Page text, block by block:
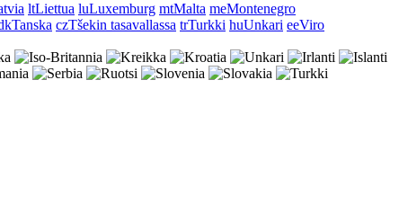
ltLiettua luLuxemburg mtMalta meMontenegro
Tanska czTšekin tasavallassa trTurkki huUnkari eeViro